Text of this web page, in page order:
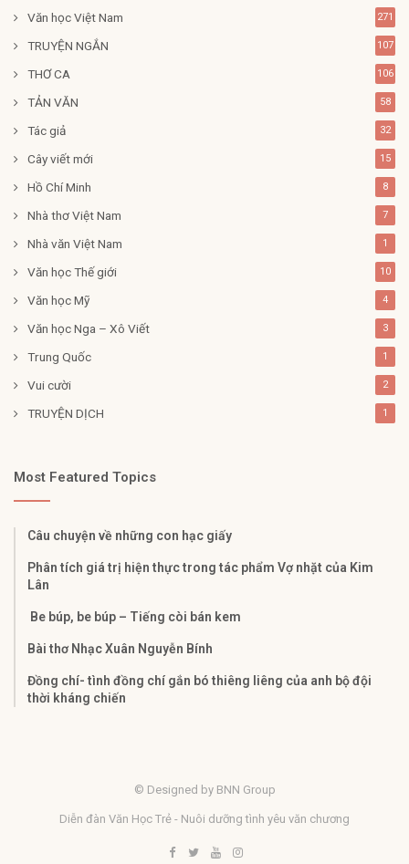
Văn học Việt Nam 271
TRUYỆN NGẮN 107
THƠ CA 106
TẢN VĂN 58
Tác giả 32
Cây viết mới 15
Hồ Chí Minh 8
Nhà thơ Việt Nam 7
Nhà văn Việt Nam 1
Văn học Thế giới 10
Văn học Mỹ 4
Văn học Nga – Xô Viết 3
Trung Quốc 1
Vui cười 2
TRUYỆN DỊCH 1
Most Featured Topics
Câu chuyện về những con hạc giấy
Phân tích giá trị hiện thực trong tác phẩm Vợ nhặt của Kim
Lân
Be búp, be búp – Tiếng còi bán kem
Bài thơ Nhạc Xuân Nguyễn Bính
Đồng chí- tình đồng chí gắn bó thiêng liêng của anh bộ đội
thời kháng chiến
© Designed by BNN Group
Diễn đàn Văn Học Trẻ - Nuôi dưỡng tình yêu văn chương